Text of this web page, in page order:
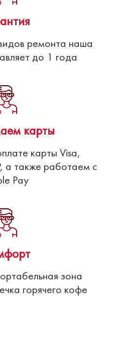
ремонта наша
до 1 года
карты
карты Visa,
также работаем с
Pay
зона
горячего кофе